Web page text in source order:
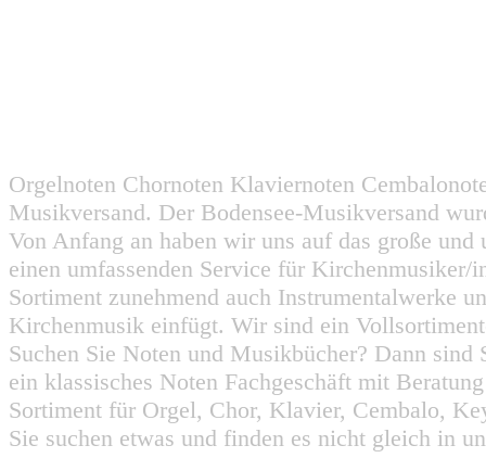
Orgelnoten Chornoten Klaviernoten
Musikversand. Der Bodensee-Musikversand
Von Anfang an haben wir uns auf das große
einen umfassenden Service für
Sortiment zunehmend auch Instrumentalwerke
Kirchenmusik einfügt. Wir sind ein
Suchen Sie Noten und Musikbücher? Dann
ein klassisches Noten Fachgeschäft mit
Sortiment für Orgel, Chor, Klavier, Cembalo,
Sie suchen etwas und finden es nicht gleich in